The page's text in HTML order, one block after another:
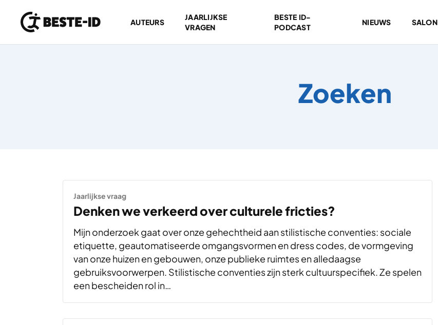
Ga naar inhoud
AUTEURS
JAARLIJKSE
VRAGEN
BESTE ID-
PODCAST
NIEUWS SALON
Zoeken
Jaarlijkse vraag
Denken we verkeerd over culturele fricties?
Mijn onderzoek gaat over onze gehechtheid aan stilistische conventies: sociale
etiquette, geautomatiseerde omgangsvormen en dress codes, de vormgeving
van onze huizen en gebouwen, onze publieke ruimtes en alledaagse
gebruiksvoorwerpen. Stilistische conventies zijn sterk cultuurspecifiek. Ze spelen
een bescheiden rol in…